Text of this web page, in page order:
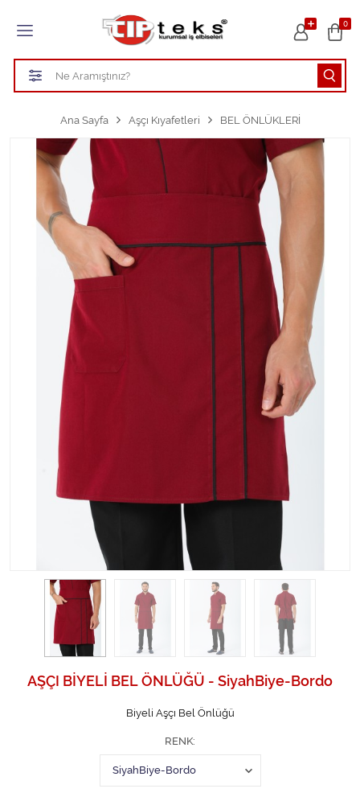
0
Tüm Kategoriler
HASTANE KIYAFETLERİ
TEMİZLİK PERSONEL FORMALARI
Aşçı Kıyafetleri
Tüm Kategorileri Gör
Ana Sayfa Aşçı Kıyafetleri BEL ÖNLÜKLERİ
AŞÇI BİYELİ BEL ÖNLÜĞÜ - SiyahBiye-Bordo
Biyeli Aşçı Bel Önlüğü
RENK